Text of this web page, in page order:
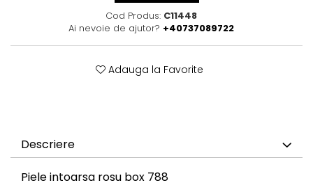
Cod Produs: C11448
Ai nevoie de ajutor? +40737089722
Adauga la Favorite
Descriere
Piele intoarsa rosu box 788